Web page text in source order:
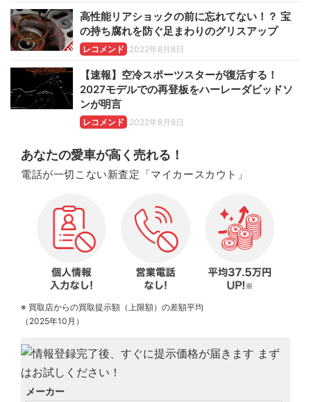
高性能リアショックの前に忘れてない！？ 宝
の持ち腐れを防ぐ足まわりのグリスアップ
レコメンド 2022年8月8日
【速報】空冷スポーツスターが復活する！
2027モデルでの再登板をハーレーダビッドソ
ンが明言
レコメンド 2022年8月8日
あなたの愛車が高く売れる！
電話が一切こない新査定「マイカースカウト」
※ 買取店からの買取提示額（上限額）の差額平均
（2025年10月）
メーカー